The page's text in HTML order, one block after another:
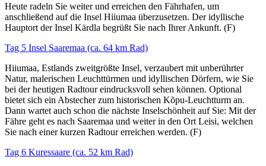
Heute radeln Sie weiter und erreichen den Fährhafen, um
anschließend auf die Insel Hiiumaa überzusetzen. Der idyllische
Hauptort der Insel Kärdla begrüßt Sie nach Ihrer Ankunft. (F)
Tag 5 Insel Saaremaa (ca. 64 km Rad)
Hiiumaa, Estlands zweitgrößte Insel, verzaubert mit unberührter
Natur, malerischen Leuchttürmen und idyllischen Dörfern, wie Sie
bei der heutigen Radtour eindrucksvoll sehen können. Optional
bietet sich ein Abstecher zum historischen Kõpu-Leuchtturm an.
Dann wartet auch schon die nächste Inselschönheit auf Sie: Mit der
Fähre geht es nach Saaremaa und weiter in den Ort Leisi, welchen
Sie nach einer kurzen Radtour erreichen werden. (F)
Tag 6 Kuressaare (ca. 52 km Rad)